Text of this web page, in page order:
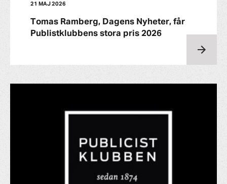
21 MAJ 2026
Tomas Ramberg, Dagens Nyheter, får
Publistklubbens stora pris 2026